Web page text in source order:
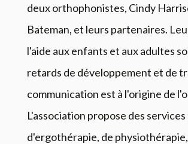
deux orthophonistes, Cindy
Bateman, et leurs partenaires.
l'aide aux enfants et aux adultes
retards de développement et de
communication est à l'origine de
L'association propose des
d'ergothérapie, de